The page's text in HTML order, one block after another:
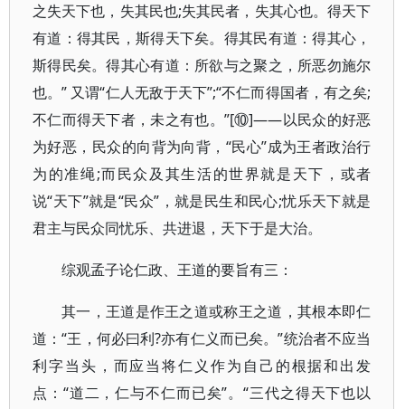
之失天下也，失其民也;失其民者，失其心也。得天下
有道：得其民，斯得天下矣。得其民有道：得其心，
斯得民矣。得其心有道：所欲与之聚之，所恶勿施尔
也。” 又谓“仁人无敌于天下”;“不仁而得国者，有之矣;
不仁而得天下者，未之有也。”[⑩]——以民众的好恶
为好恶，民众的向背为向背，“民心”成为王者政治行
为的准绳;而民众及其生活的世界就是天下，或者
说“天下”就是“民众”，就是民生和民心;忧乐天下就是
君主与民众同忧乐、共进退，天下于是大治。
综观孟子论仁政、王道的要旨有三：
其一，王道是作王之道或称王之道，其根本即仁
道：“王，何必曰利?亦有仁义而已矣。”统治者不应当
利字当头，而应当将仁义作为自己的根据和出发
点：“道二，仁与不仁而已矣”。“三代之得天下也以